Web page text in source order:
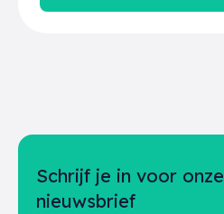
Schrijf je in voor onze
nieuwsbrief